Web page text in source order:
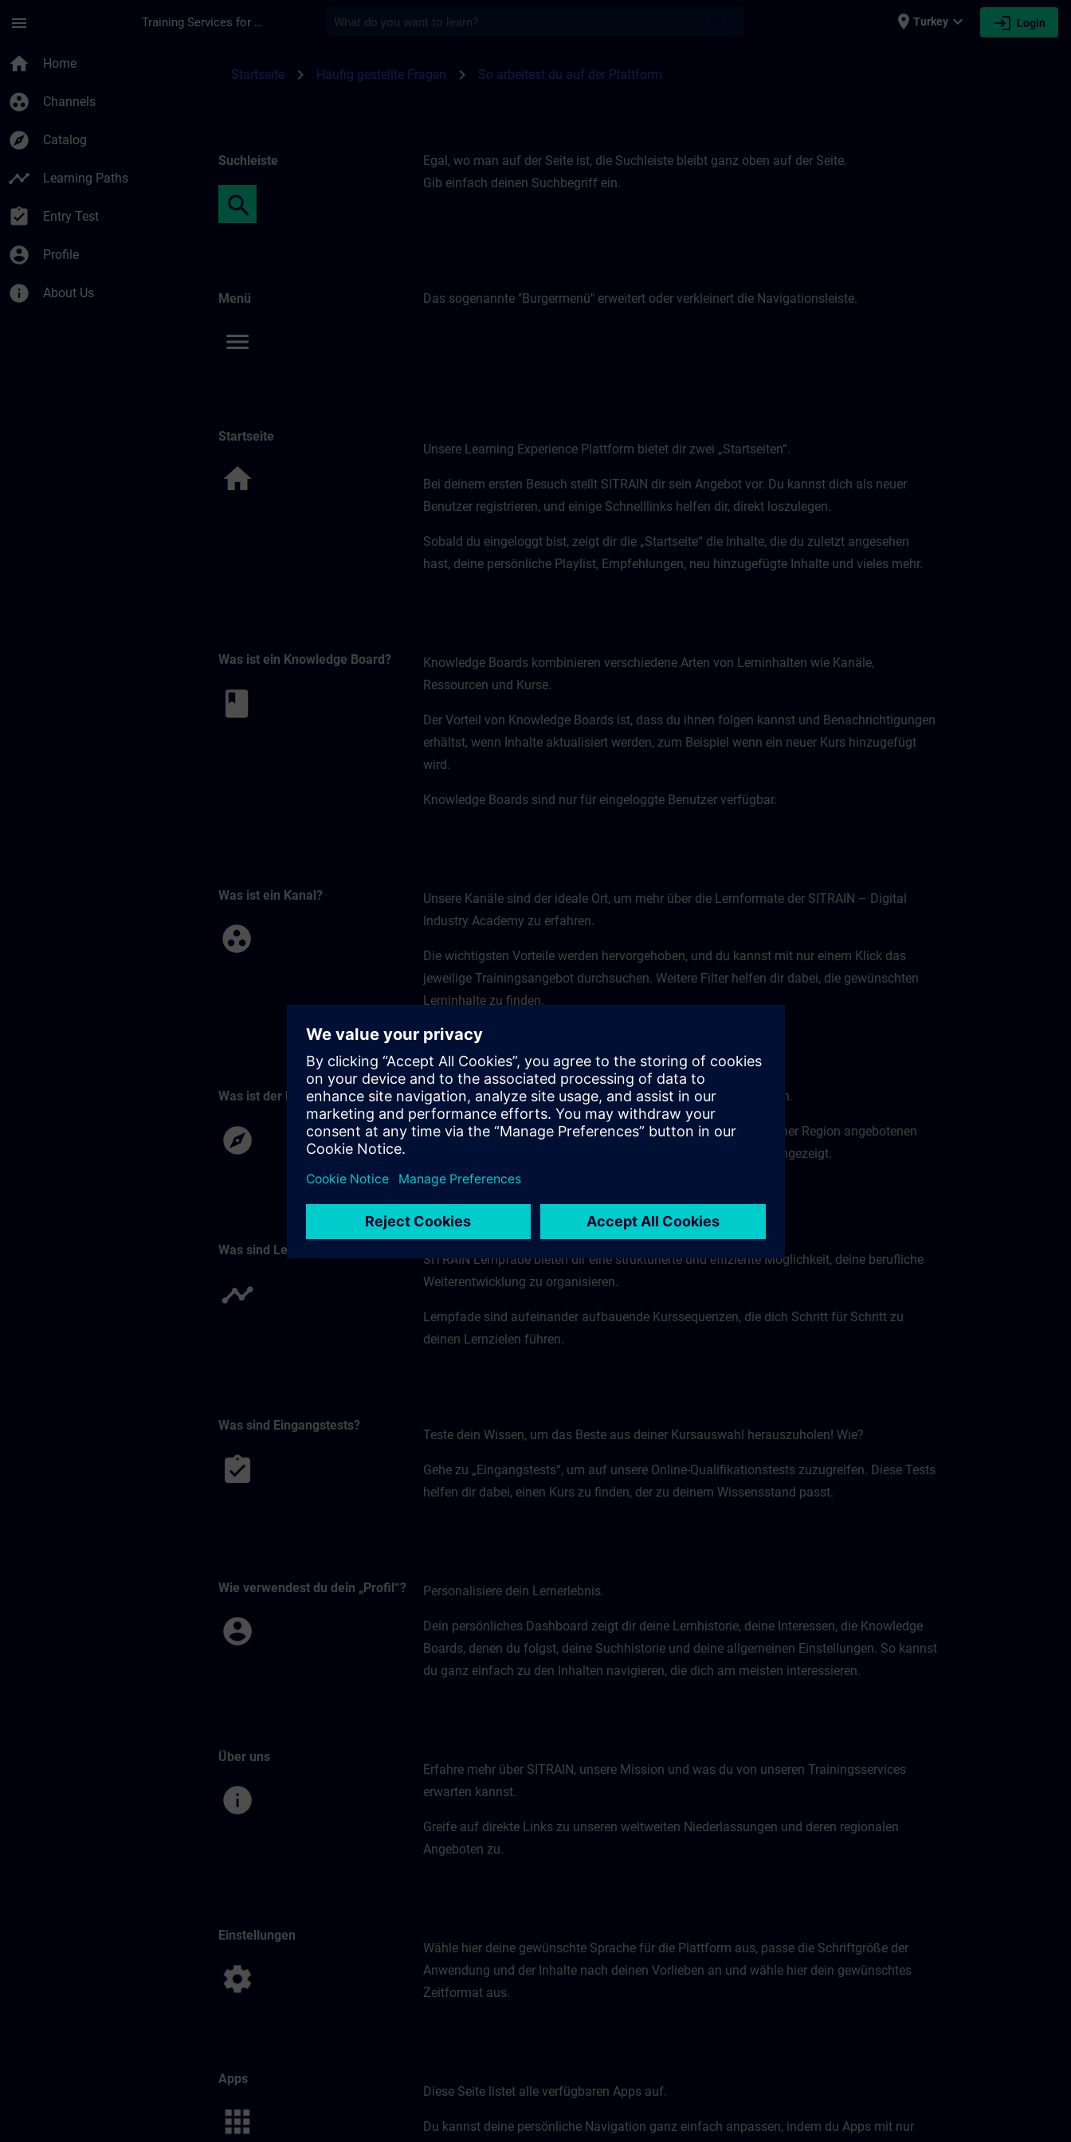
menu Training Services for Digital Industries place Turkey expand_more login Login
home Home
group_work Channels
explore Catalog
timeline Learning Paths
assignment_turned_in Entry Test
account_circle Profile
info About Us
Startseite chevron_right Häufig gestellte Fragen chevron_right So arbeitest du auf der Plattform
Suchleiste
Egal, wo man auf der Seite ist, die Suchleiste bleibt ganz oben auf der Seite.
Gib einfach deinen Suchbegriff ein.
Menü Das sogenannte "Burgermenü" erweitert oder verkleinert die Navigationsleiste.
Startseite
Unsere Learning Experience Plattform bietet dir zwei „Startseiten“.
Bei deinem ersten Besuch stellt SITRAIN dir sein Angebot vor. Du kannst dich als neuer
Benutzer registrieren, und einige Schnelllinks helfen dir, direkt loszulegen.
Sobald du eingeloggt bist, zeigt dir die „Startseite“ die Inhalte, die du zuletzt angesehen
hast, deine persönliche Playlist, Empfehlungen, neu hinzugefügte Inhalte und vieles mehr.
Was ist ein Knowledge Board?
Knowledge Boards kombinieren verschiedene Arten von Lerninhalten wie Kanäle,
Ressourcen und Kurse.
Der Vorteil von Knowledge Boards ist, dass du ihnen folgen kannst und Benachrichtigungen
erhältst, wenn Inhalte aktualisiert werden, zum Beispiel wenn ein neuer Kurs hinzugefügt
wird.
Knowledge Boards sind nur für eingeloggte Benutzer verfügbar.
Was ist ein Kanal?
Unsere Kanäle sind der ideale Ort, um mehr über die Lernformate der SITRAIN – Digital
Industry Academy zu erfahren.
Die wichtigsten Vorteile werden hervorgehoben, und du kannst mit nur einem Klick das
jeweilige Trainingsangebot durchsuchen. Weitere Filter helfen dir dabei, die gewünschten
Lerninhalte zu finden.
Was ist der Katalog? Verwende diese Schaltfläche, um zur Katalogansicht zu wechseln.
In dieser Ansicht wird dir der SITRAIN-Kurskatalog mit den in deiner Region angebotenen
Kursen sowie den webbasierten Trainings im SITRAIN-Zugang angezeigt.
Was sind Lernpfade?
SITRAIN Lernpfade bieten dir eine strukturierte und effiziente Möglichkeit, deine berufliche
Weiterentwicklung zu organisieren.
Lernpfade sind aufeinander aufbauende Kurssequenzen, die dich Schritt für Schritt zu
deinen Lernzielen führen.
Was sind Eingangstests?
Teste dein Wissen, um das Beste aus deiner Kursauswahl herauszuholen! Wie?
Gehe zu „Eingangstests“, um auf unsere Online-Qualifikationstests zuzugreifen. Diese Tests
helfen dir dabei, einen Kurs zu finden, der zu deinem Wissensstand passt.
Wie verwendest du dein „Profil“? Personalisiere dein Lernerlebnis.
Dein persönliches Dashboard zeigt dir deine Lernhistorie, deine Interessen, die Knowledge
Boards, denen du folgst, deine Suchhistorie und deine allgemeinen Einstellungen. So kannst
du ganz einfach zu den Inhalten navigieren, die dich am meisten interessieren.
Über uns
Erfahre mehr über SITRAIN, unsere Mission und was du von unseren Trainingsservices
erwarten kannst.
Greife auf direkte Links zu unseren weltweiten Niederlassungen und deren regionalen
Angeboten zu.
Einstellungen
Wähle hier deine gewünschte Sprache für die Plattform aus, passe die Schriftgröße der
Anwendung und der Inhalte nach deinen Vorlieben an und wähle hier dein gewünschtes
Zeitformat aus.
Apps
Diese Seite listet alle verfügbaren Apps auf.
Du kannst deine persönliche Navigation ganz einfach anpassen, indem du Apps mit nur